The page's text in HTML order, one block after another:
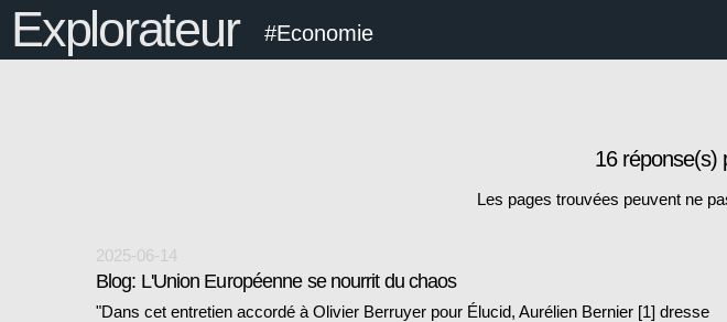
Explorateur #Economie
16 réponse(s)
Les pages trouvées peuvent ne
2025-06-14
Blog: L'Union Européenne se nourrit du chaos
"Dans cet entretien accordé à Olivier Berruyer pour Élucid, Aurélien Bernier [1] dresse